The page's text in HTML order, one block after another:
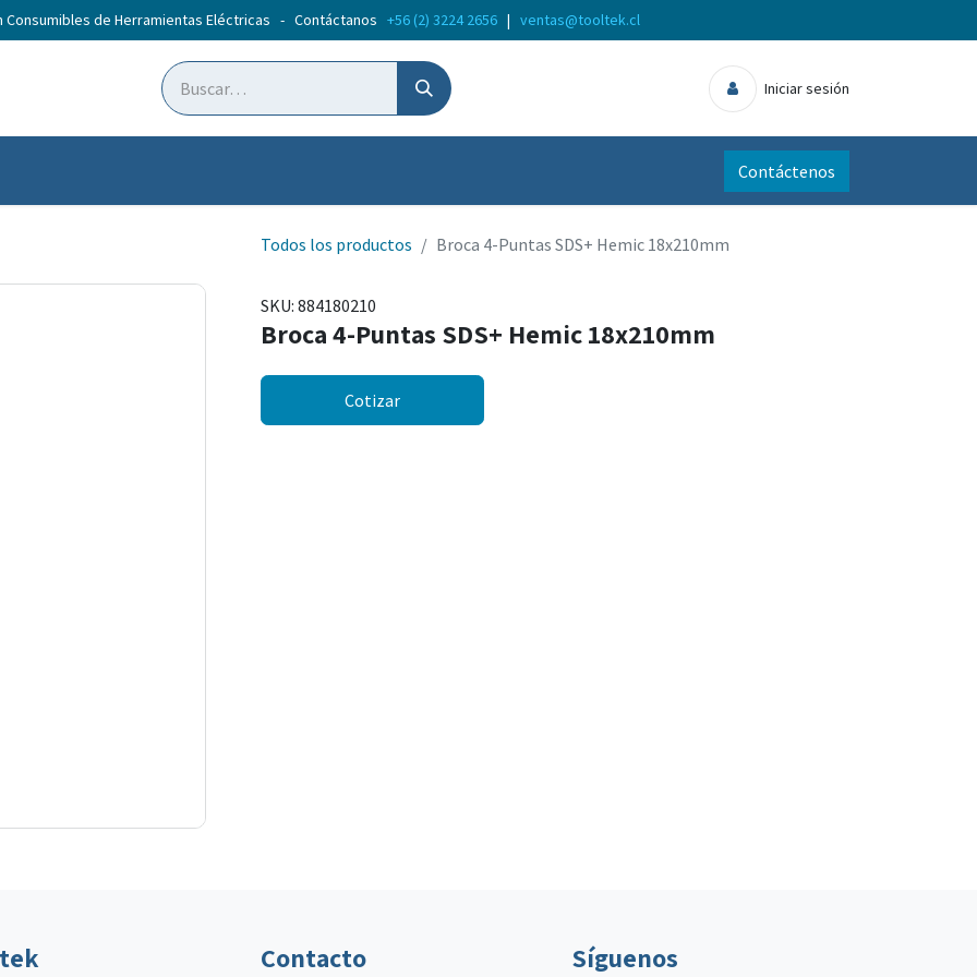
Consumibles de Herramientas Eléctricas - Contáctanos +56 (2) 3224 2656 | ventas@tooltek.cl
Iniciar sesión
Contáctenos
Todos los productos Broca 4-Puntas SDS+ Hemic 18x210mm
SKU: 884180210
Broca 4-Puntas SDS+ Hemic 18x210mm
Cotizar
Contacto Síguenos